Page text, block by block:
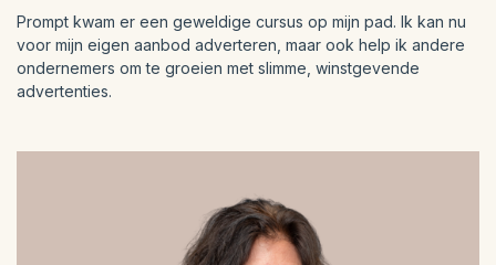
Prompt kwam er een geweldige cursus op mijn pad. Ik kan nu
voor mijn eigen aanbod adverteren, maar ook help ik andere
ondernemers om te groeien met slimme, winstgevende
advertenties.